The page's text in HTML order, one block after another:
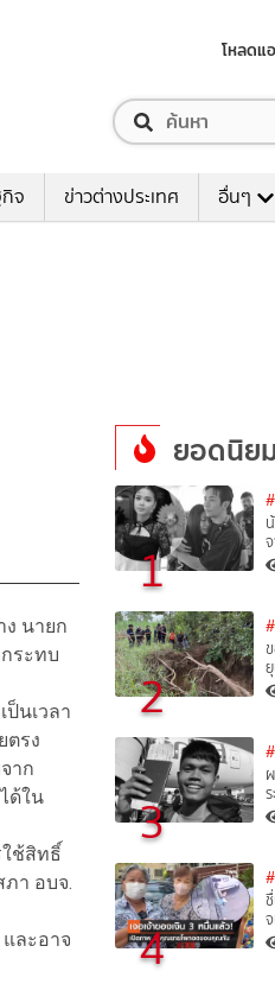
โหลดแ
จ ข่าวต่างประเทศ อื่นๆ
นายก
ระทบ
นเวลา
ตรง
าก
ด้ใน
ช้สิทธิ์
า อบจ.
ละอาจ
ยอดนิย
1
2
3
4